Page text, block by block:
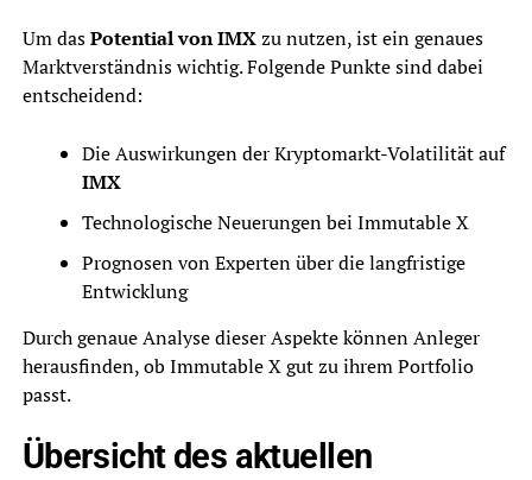
Um dasPotential von IMXzu nutzen, ist ein genaues
Marktverständnis wichtig. Folgende Punkte sind dabei
entscheidend:
Die Auswirkungen der Kryptomarkt-Volatilität auf
IMX
Technologische Neuerungen bei Immutable X
Prognosen von Experten über die langfristige
Entwicklung
Durch genaue Analyse dieser Aspekte können Anleger
herausfinden, ob Immutable X gut zu ihrem Portfolio
passt.
Übersicht des aktuellen